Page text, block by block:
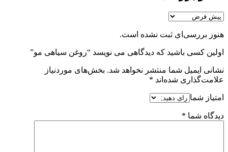
هنوز بررسی‌ای ثبت نشده است.
اولین کسی باشید که دیدگاهی می نویسد “روغن سیاهی مو”
نشانی ایمیل شما منتشر نخواهد شد. بخش‌های موردنیاز
علامت‌گذاری شده‌اند *
امتیاز شما
دیدگاه شما *